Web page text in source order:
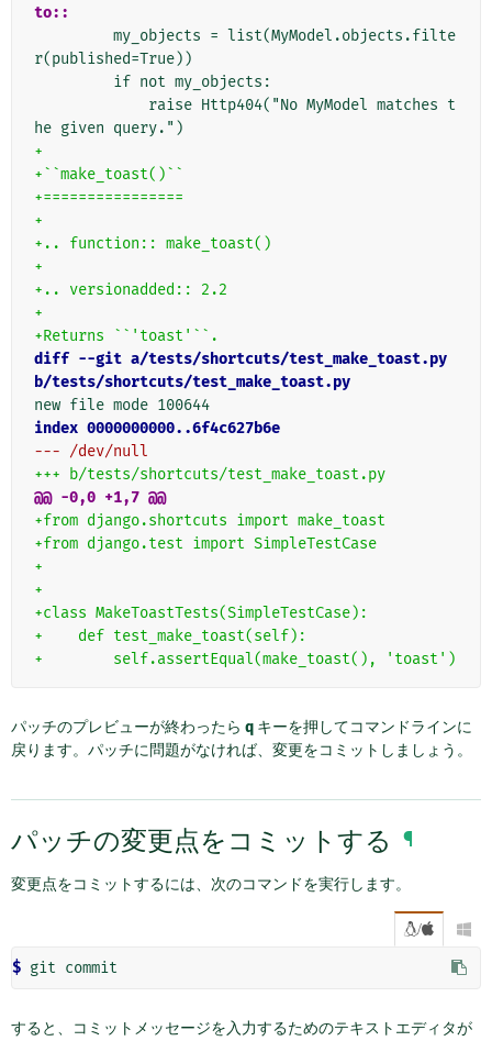
to::
r(published=True))
+
+``make_toast()``
+================
+
+.. function:: make_toast()
+
+.. versionadded:: 2.2
+
+Returns ``'toast'``.
diff --git a/tests/shortcuts/test_make_toast.py
b/tests/shortcuts/test_make_toast.py
index 0000000000..6f4c627b6e
--- /dev/null
+++ b/tests/shortcuts/test_make_toast.py
@@ -0,0 +1,7 @@
+from django.shortcuts import make_toast
+from django.test import SimpleTestCase
+
+
+class MakeToastTests(SimpleTestCase):
+    def test_make_toast(self):
+        self.assertEqual(make_toast(), 'toast')
パッチのプレビューが終わったら q キーを押してコマンドラインに
戻ります。パッチに問題がなければ、変更をコミットしましょう。
パッチの変更点をコミットする ¶
変更点をコミットするには、次のコマンドを実行します。
/ 
$
すると、コミットメッセージを入力するためのテキストエディタが